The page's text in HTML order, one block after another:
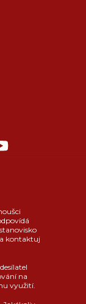
kontaktuj
na
využití.